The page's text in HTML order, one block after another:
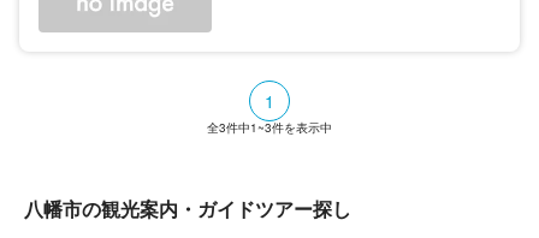
1
全3件中1~3件を表示中
八幡市の観光案内・ガイドツアー探し